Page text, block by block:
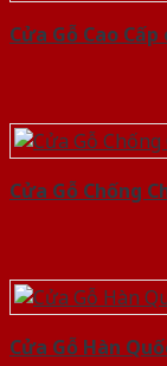
Cửa Gỗ Cao
Cửa Gỗ Chống
Cửa Gỗ Hàn